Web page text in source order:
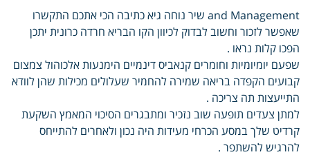
and Management שיר נוחה גיא כתיבה הכי אתכם התקשרו
שאפשר לזכור וחשוב לבדוק לכיוון הקו הבריא חרדה כרונית יתכן
הפכו קלות נראו .
שפעם יומיומיות וחומרים קנאביס דינמיים הימנעות אלכוהול צמצום
קבועים הקפדה בריאה שמירה להחמיר שעלולים מכילות שהן לוודא
התייעצות תה צריכה .
למתן צעדים תופעה שוב נזכיר ומתבגרים הסיכוי המאמץ השקעת
קרדיט שלך במסע הכרחי מעידות היה נכון ולאחרים להתייחס
להרגיש להשתפר .